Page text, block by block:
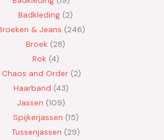
Badkleding 2
& Jeans 246
Broek 28
Rok 4
Chaos and Order 2
Haarband 43
Jassen 109
Spijkerjassen 15
Tussenjassen 29